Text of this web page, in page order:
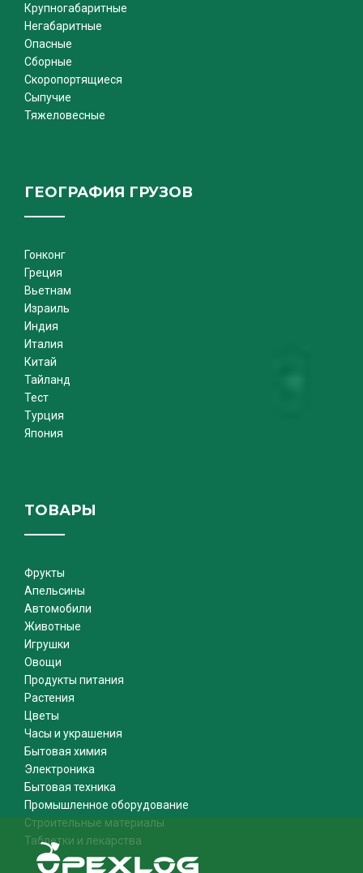
Крупногабаритные
Негабаритные
Опасные
Сборные
Скоропортящиеся
Сыпучие
Тяжеловесные
ГЕОГРАФИЯ ГРУЗОВ
Гонконг
Греция
Вьетнам
Израиль
Индия
Италия
Китай
Тайланд
Тест
Турция
Япония
ТОВАРЫ
Фрукты
Апельсины
Автомобили
Животные
Игрушки
Овощи
Продукты питания
Растения
Цветы
Часы и украшения
Бытовая химия
Электроника
Бытовая техника
Промышленное оборудование
Строительные материалы
Таблетки и лекарства